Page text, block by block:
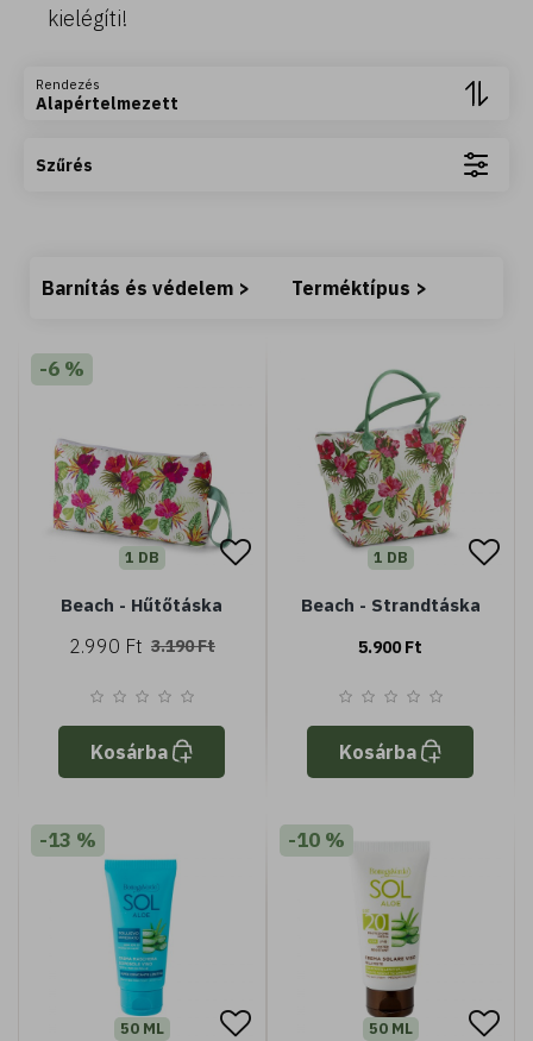
Argan del Marocco - Tusfürdő - selymesítő - argán
kielégíti!
Tovább olvasom +
Rendezés
Alapértelmezett
Szűrés
Barnítás és védelem > Terméktípus >
-6 %
1 DB
Beach - Hűtőtáska
2.990 Ft 3.190 Ft
Kosárba
1 DB
Beach - Strandtáska
5.900 Ft
Kosárba
-13 %
50 ML
-10 %
50 ML